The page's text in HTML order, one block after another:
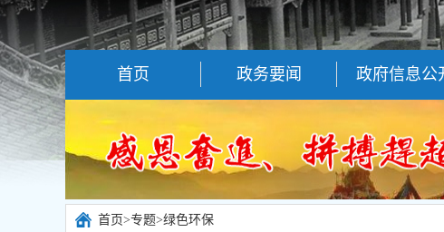
首页 政务要闻 政府信息公
首页>专题>绿色环保